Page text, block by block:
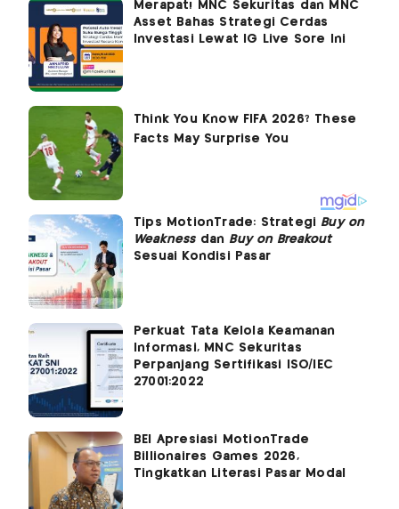
Merapat! MNC Sekuritas dan MNC
Asset Bahas Strategi Cerdas
Investasi Lewat IG Live Sore Ini
Tips MotionTrade: Strategi Buy on
Weaknessdan Buy on Breakout
Sesuai Kondisi Pasar
Perkuat Tata Kelola Keamanan
Informasi, MNC Sekuritas
Perpanjang Sertifikasi ISO/IEC
27001:2022
BEI Apresiasi MotionTrade
Billionaires Games 2026,
Tingkatkan Literasi Pasar Modal